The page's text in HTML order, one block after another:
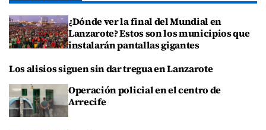
¿Dónde ver la final del Mundial en
Lanzarote? Estos son los municipios que
instalarán pantallas gigantes
Los alisios siguen sin dar tregua en Lanzarote
Operación policial en el centro de
Arrecife